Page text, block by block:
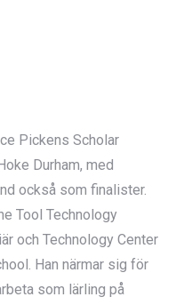
Pickens Scholar
Durham, med
också som finalister.
Tool Technology
och Technology Center
Han närmar sig för
som lärling på